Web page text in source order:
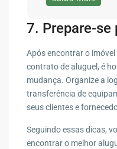
7. Prepare-se
Após encontrar o
contrato de aluguel, é
mudança. Organize a
transferência de
seus clientes e
Seguindo essas dicas,
encontrar o melhor